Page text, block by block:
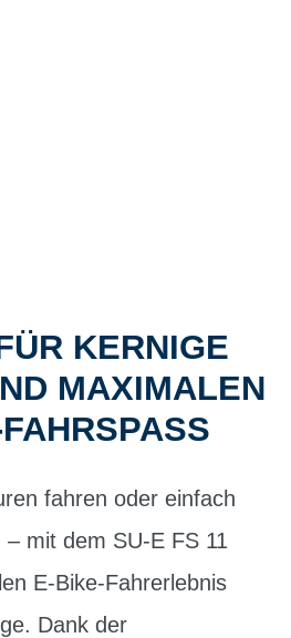
KERNIGE
MAXIMALEN
fahren oder einfach
mit dem SU-E FS 11
E-Bike-Fahrerlebnis
Dank der